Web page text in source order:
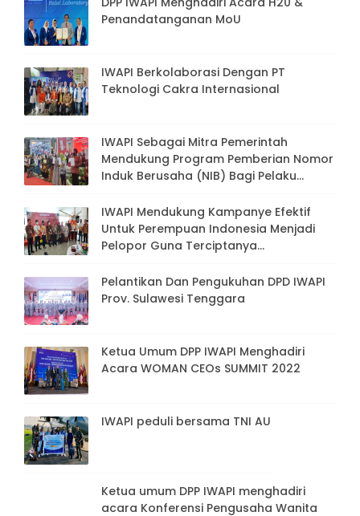
Penandatanganan MoU
IWAPI Berkolaborasi Dengan PT
Teknologi Cakra Internasional
IWAPI Sebagai Mitra Pemerintah
Mendukung Program Pemberian Nomor
Induk Berusaha (NIB) Bagi Pelaku
IWAPI Mendukung Kampanye Efektif
Untuk Perempuan Indonesia Menjadi
Pelopor Guna Terciptanya
Lingkungan Publik Yang Bebas Dari
Kekerasan Pada Perempuan Dan Anak
Pelantikan Dan Pengukuhan DPD IWAPI
Prov. Sulawesi Tenggara
Ketua Umum DPP IWAPI Menghadiri
Acara WOMAN CEOs SUMMIT 2022
IWAPI peduli bersama TNI AU
Ketua umum DPP IWAPI menghadiri
acara Konferensi Pengusaha Wanita